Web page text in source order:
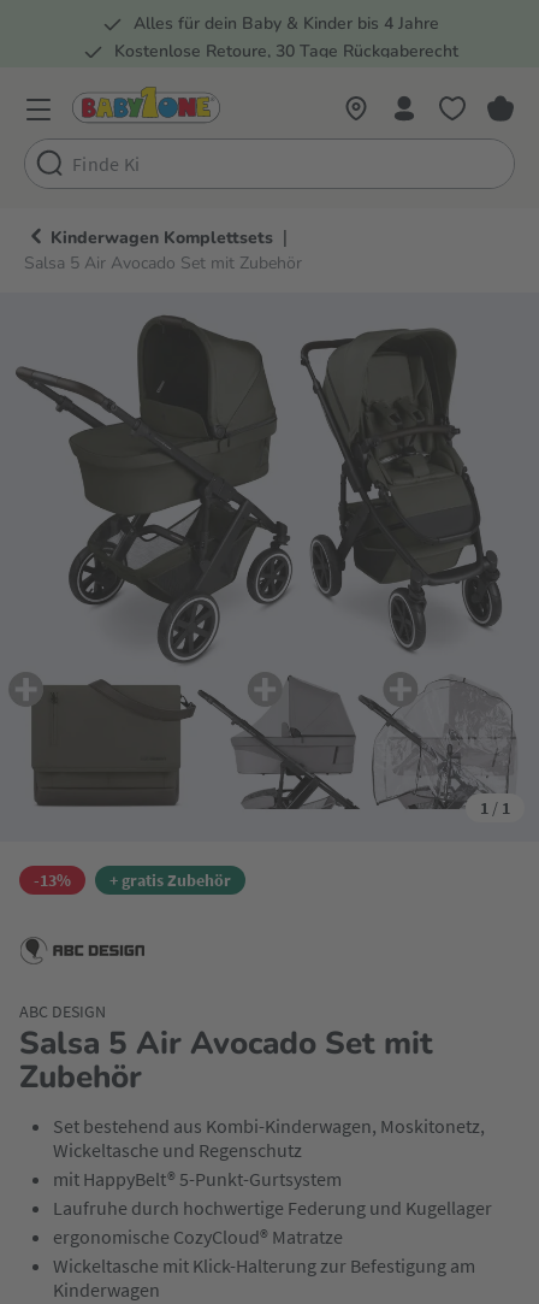
Zur Hauptnavigation springen
Alles für dein Baby & Kinder bis 4 Jahre
Kostenlose Retoure, 30 Tage Rückgaberecht
Kinderwagen Komplettsets |
Salsa 5 Air Avocado Set mit Zubehör
1 / 1
-13% + gratis Zubehör
Salsa 5 Air Avocado Set mit
Zubehör
ABC DESIGN
Set bestehend aus Kombi-Kinderwagen, Moskitonetz,
Wickeltasche und Regenschutz
mit HappyBelt® 5-Punkt-Gurtsystem
Laufruhe durch hochwertige Federung und Kugellager
ergonomische CozyCloud® Matratze
Wickeltasche mit Klick-Halterung zur Befestigung am
Kinderwagen